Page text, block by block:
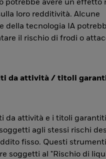
potrebbe avere un effetto
loro redditività. Alcune
della tecnologia IA
il rischio di frodi o
da attività / titoli
da attività e i titoli
agli stessi rischi
fisso. Questi strumenti
soggetti al "Rischio di